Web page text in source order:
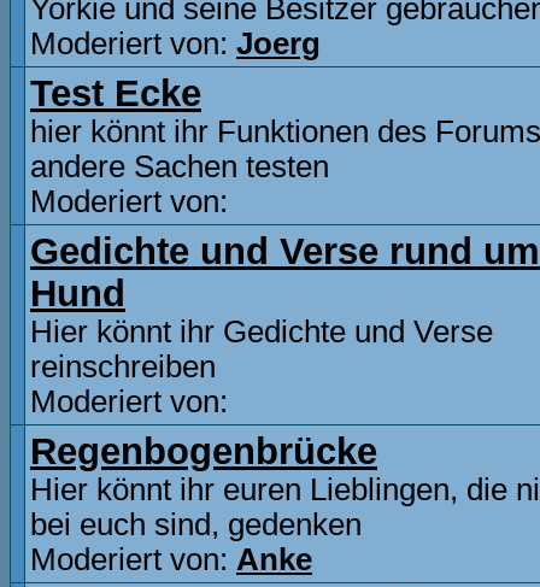
Yorkie und seine Besitzer
Moderiert von: Joerg
Test Ecke
hier könnt ihr Funktionen des
andere Sachen testen
Moderiert von:
Gedichte und Verse rund
Hund
Hier könnt ihr Gedichte und Verse
reinschreiben
Moderiert von:
Regenbogenbrücke
Hier könnt ihr euren Lieblingen, die
bei euch sind, gedenken
Moderiert von: Anke